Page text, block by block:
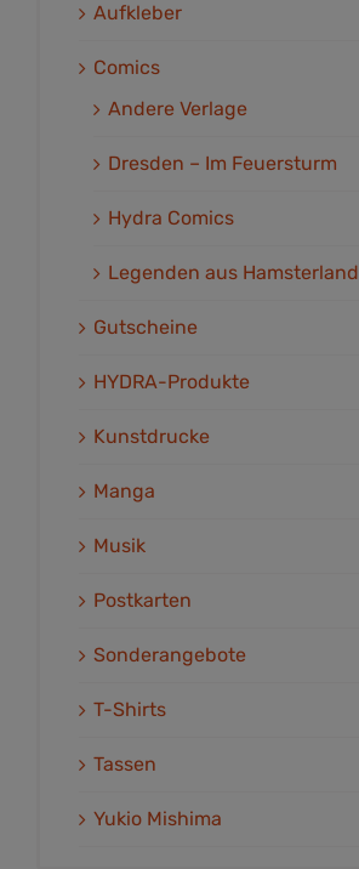
Aufkleber
Comics
Andere Verlage
Dresden – Im Feuersturm
Hydra Comics
Legenden aus Hamsterland
Gutscheine
HYDRA-Produkte
Kunstdrucke
Manga
Musik
Postkarten
Sonderangebote
T-Shirts
Tassen
Yukio Mishima